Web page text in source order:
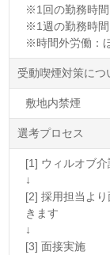
※1回の勤務時
※1週の勤務時
※時間外労働：
受動喫煙対策につ
敷地内禁煙
選考プロセス
[1] ウィルオブ
↓
[2] 採用担当よ
きます
↓
[3] 面接実施